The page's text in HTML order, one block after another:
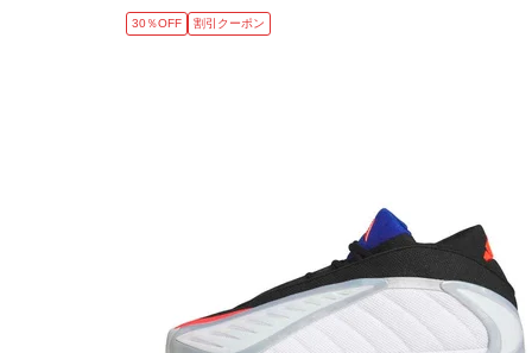
30％OFF 割引クーポン